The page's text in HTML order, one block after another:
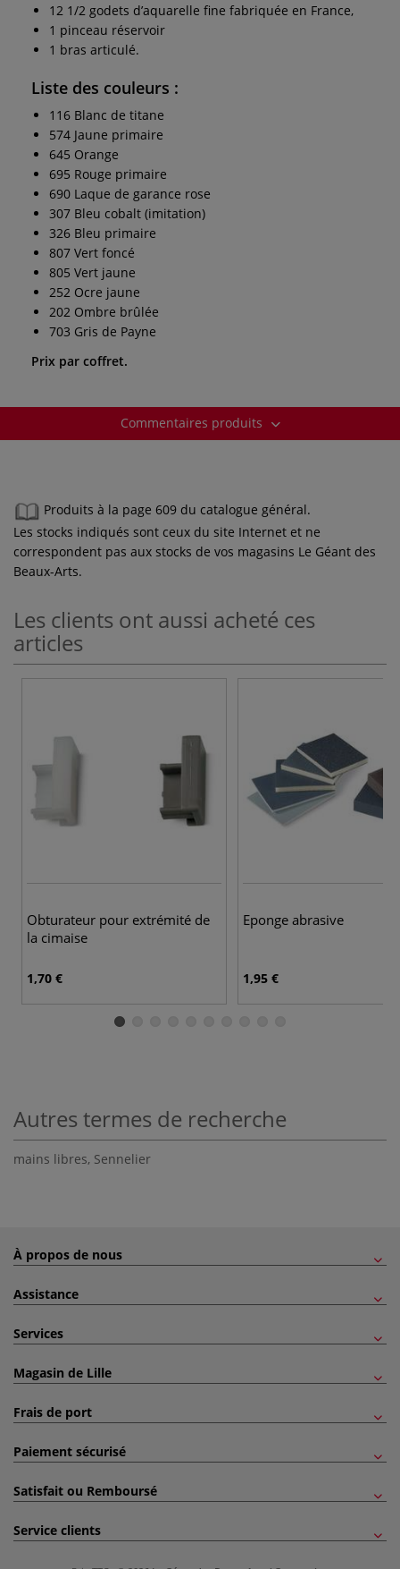
12 1/2 godets d’aquarelle fine fabriquée en France,
1 pinceau réservoir
1 bras articulé.
Liste des couleurs :
116 Blanc de titane
574 Jaune primaire
645 Orange
695 Rouge primaire
690 Laque de garance rose
307 Bleu cobalt (imitation)
326 Bleu primaire
807 Vert foncé
805 Vert jaune
252 Ocre jaune
202 Ombre brûlée
703 Gris de Payne
Prix par coffret.
Commentaires produits
Produits à la page 609 du catalogue général.
Les stocks indiqués sont ceux du site Internet et ne
correspondent pas aux stocks de vos magasins Le Géant des
Beaux-Arts.
Les clients ont aussi acheté ces
articles
Obturateur pour extrémité de
la cimaise
1,70 €
Eponge abrasive
1,95 €
Autres termes de recherche
mains libres, Sennelier
À propos de nous
Assistance
Services
Magasin de Lille
Frais de port
Paiement sécurisé
Satisfait ou Remboursé
Service clients